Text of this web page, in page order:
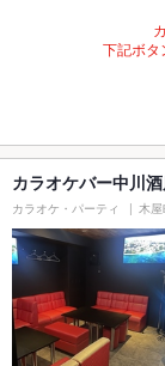
下記ボタ
カラオケバー中川
カラオケ・パーティ 木